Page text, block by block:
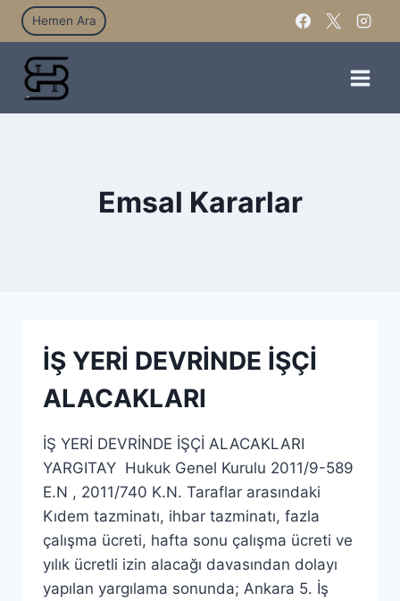
Hemen Ara
Emsal Kararlar
İŞ YERİ DEVRİNDE İŞÇİ
ALACAKLARI
İŞ YERİ DEVRİNDE İŞÇİ ALACAKLARI
YARGITAY Hukuk Genel Kurulu 2011/9-589
E.N , 2011/740 K.N. Taraflar arasındaki
Kıdem tazminatı, ihbar tazminatı, fazla
çalışma ücreti, hafta sonu çalışma ücreti ve
yılık ücretli izin alacağı davasından dolayı
yapılan yargılama sonunda; Ankara 5. İş